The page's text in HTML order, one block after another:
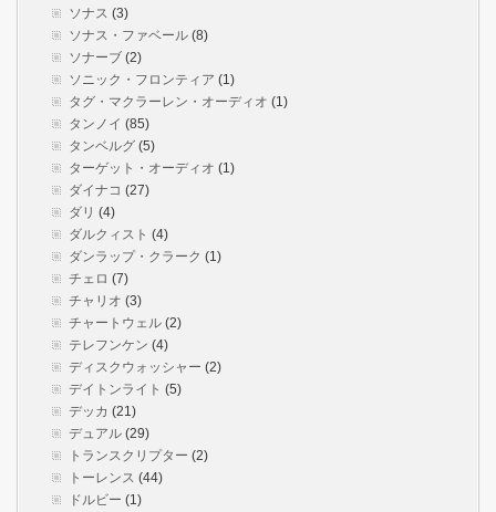
ソナス (3)
ソナス・ファベール (8)
ソナーブ (2)
ソニック・フロンティア (1)
タグ・マクラーレン・オーディオ (1)
タンノイ (85)
タンベルグ (5)
ターゲット・オーディオ (1)
ダイナコ (27)
ダリ (4)
ダルクィスト (4)
ダンラップ・クラーク (1)
チェロ (7)
チャリオ (3)
チャートウェル (2)
テレフンケン (4)
ディスクウォッシャー (2)
デイトンライト (5)
デッカ (21)
デュアル (29)
トランスクリプター (2)
トーレンス (44)
ドルビー (1)